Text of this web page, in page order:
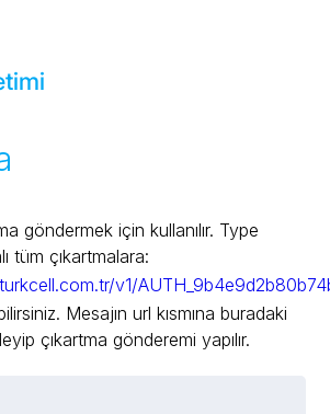
Raporları
– AIML
Sisteme Aktarılması
göndermek için kullanılır. Type
tüm çıkartmalara:
v1/
Mesajın url kısmına buradaki
çıkartma gönderemi yapılır.